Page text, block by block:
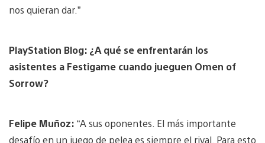
nos quieran dar.”
PlayStation Blog: ¿A qué se enfrentarán los
asistentes a Festigame cuando jueguen Omen of
Sorrow?
Felipe Muñoz: “A sus oponentes. El más importante
desafío en un juego de pelea es siempre el rival. Para esto